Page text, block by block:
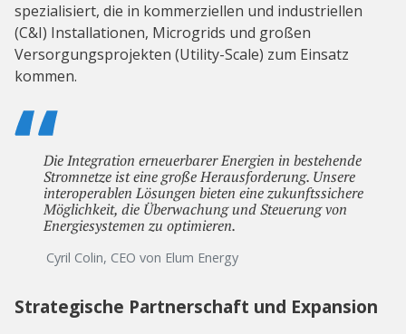
spezialisiert, die in kommerziellen und industriellen
(C&I) Installationen, Microgrids und großen
Versorgungsprojekten (Utility-Scale) zum Einsatz
kommen.
Die Integration erneuerbarer Energien in bestehende
Stromnetze ist eine große Herausforderung. Unsere
interoperablen Lösungen bieten eine zukunftssichere
Möglichkeit, die Überwachung und Steuerung von
Energiesystemen zu optimieren.
Cyril Colin, CEO von Elum Energy
Strategische Partnerschaft und Expansion